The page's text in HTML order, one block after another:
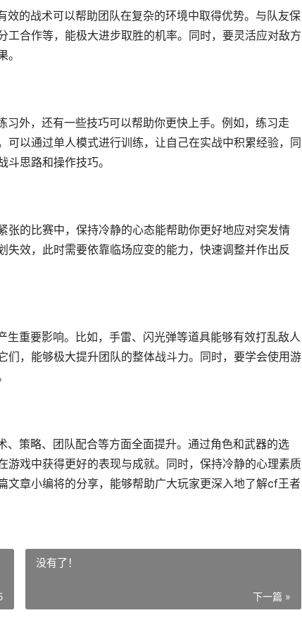
的战术可以帮助团队在复杂的环境中取得优势。与队友保
合作等，能极大进步取胜的机率。同时，要灵活应对敌方
外，还有一些技巧可以帮助你更快上手。例如，练习走
以通过单人模式进行训练，让自己在实战中积累经验，同
思路和操作技巧。
的比赛中，保持冷静的心态能帮助你更好地应对突发情
效，此时需要依靠临场应变的能力，快速调整并作出反
重要影响。比如，手雷、闪光弹等道具能够有效打乱敌人
们，能够极大提升团队的整体战斗力。同时，要学会使用游
策略、团队配合等方面全面提升。通过角色和武器的选
戏中获得更好的表现与成就。同时，保持冷静的心理素质
文章小编将的分享，能够帮助广大玩家更深入地了解cf王者
没有了！
下一篇 »